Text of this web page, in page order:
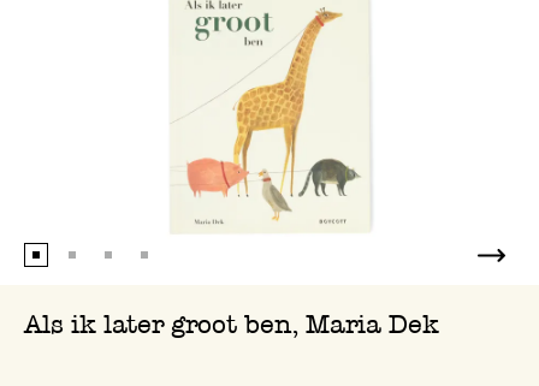
Als ik later groot ben, Maria Dek